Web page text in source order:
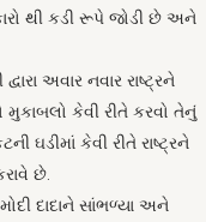
થી કડી રૂપે જોડી છે અને
અવાર નવાર રાષ્ટ્રને
કેવી રીતે કરવો તેનું
ઘડીમાં કેવી રીતે રાષ્ટ્રને
છે.
મોદી દાદાને સાંભળ્યા અને